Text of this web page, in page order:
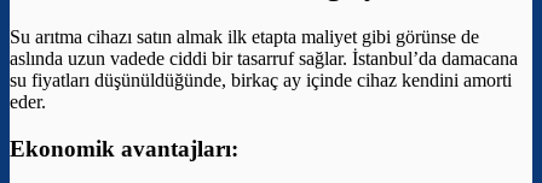
Su arıtma cihazı satın almak ilk etapta maliyet gibi görünse de
aslında uzun vadede ciddi bir tasarruf sağlar. İstanbul’da damacana
su fiyatları düşünüldüğünde, birkaç ay içinde cihaz kendini amorti
eder.
Ekonomik avantajları: